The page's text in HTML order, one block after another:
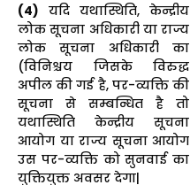
(4) यदि यथास्थिति, केन्द्रीय
लोक सूचना अधिकारी या राज्य
लोक सूचना अधिकारी का
(विनिश्चय जिसके विरुद्ध
अपील की गई है, पर-व्यक्ति की
सूचना से सम्बन्धित है तो
यथास्थिति केन्द्रीय सूचना
आयोग या राज्य सूचना आयोग
उस पर-व्यक्ति को सुनवाई का
युक्तियुक्त अवसर देगा|